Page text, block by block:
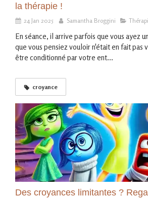
la thérapie !
24 Jan 2025 Samantha Broggini
En séance, il arrive parfois que vous ayez
que vous pensiez vouloir n'était en fait pas
être conditionné par votre ent...
croyance
Des croyances limitantes ?